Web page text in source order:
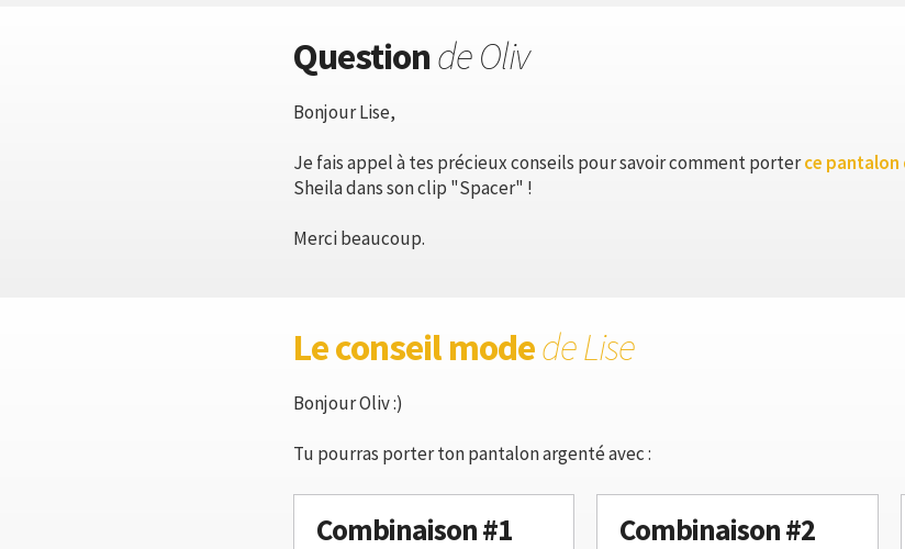
Questionde Oliv
Bonjour Lise,
Je fais appel à tes précieux conseils pour savoir comment porterce
Sheila dans son clip "Spacer" !
Merci beaucoup.
Le conseil modede Lise
Bonjour Oliv :)
Tu pourras porter ton pantalon argenté avec :
Combinaison #1 Combinaison #2